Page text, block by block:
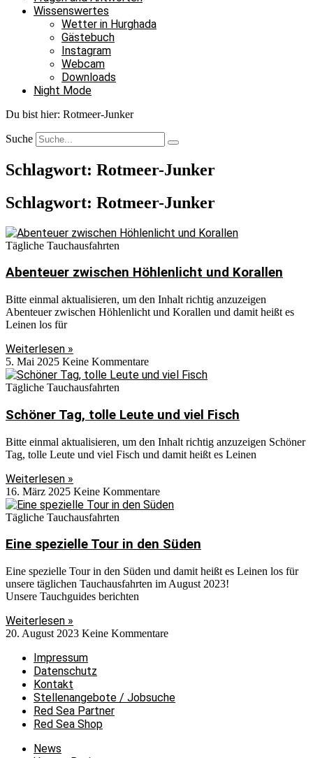
Wissenswertes
Wetter in Hurghada
Gästebuch
Instagram
Webcam
Downloads
Night Mode
Du bist hier: Rotmeer-Junker
Suche
Schlagwort: Rotmeer-Junker
Schlagwort: Rotmeer-Junker
Tägliche Tauchausfahrten
Abenteuer zwischen Höhlenlicht und Korallen
Bitte einmal aktualisieren, um den Inhalt richtig anzuzeigen
Abenteuer zwischen Höhlenlicht und Korallen und damit heißt es
Leinen los für
Weiterlesen »
5. Mai 2025 Keine Kommentare
Tägliche Tauchausfahrten
Schöner Tag, tolle Leute und viel Fisch
Bitte einmal aktualisieren, um den Inhalt richtig anzuzeigen Schöner
Tag, tolle Leute und viel Fisch und damit heißt es Leinen
Weiterlesen »
16. März 2025 Keine Kommentare
Tägliche Tauchausfahrten
Eine spezielle Tour in den Süden
Eine spezielle Tour in den Süden und damit heißt es Leinen los für
unsere täglichen Tauchausfahrten im August 2023!
Unsere Tauchguides berichten
Weiterlesen »
20. August 2023 Keine Kommentare
Impressum
Datenschutz
Kontakt
Stellenangebote / Jobsuche
Red Sea Partner
Red Sea Shop
News